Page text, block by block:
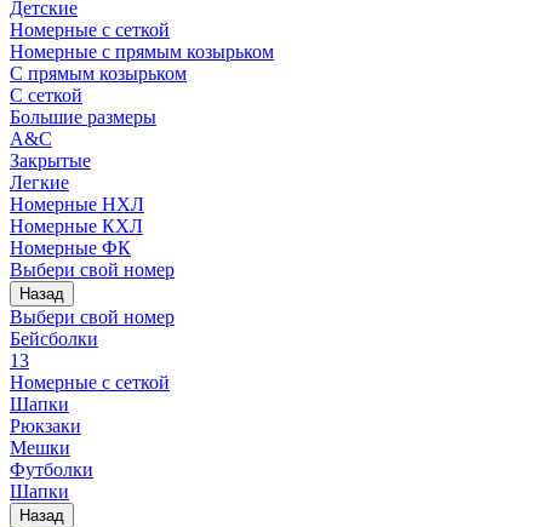
Детские
Номерные с сеткой
Номерные с прямым козырьком
С прямым козырьком
С сеткой
Большие размеры
A&C
Закрытые
Легкие
Номерные НХЛ
Номерные КХЛ
Номерные ФК
Выбери свой номер
Назад
Выбери свой номер
Бейсболки
13
Номерные с сеткой
Шапки
Рюкзаки
Мешки
Футболки
Шапки
Назад